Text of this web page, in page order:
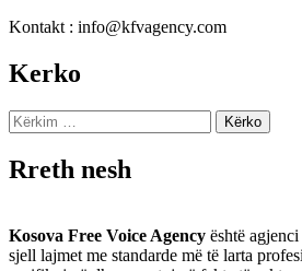
Kontakt : info@kfvagency.com
Kerko
Kërko
për:
Rreth nesh
Kosova Free Voice Agency është
sjell lajmet me standarde më të larta